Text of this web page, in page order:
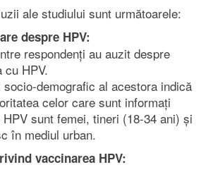
ale studiului sunt următoarele:
despre HPV:
respondenți au auzit despre
cu HPV.
socio-demografic al acestora indică
celor care sunt informați
sunt femei, tineri (18-34 ani) și
în mediul urban.
vaccinarea HPV: